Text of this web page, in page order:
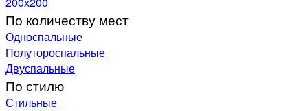
По количеству мест
Односпальные
Полутороспальные
Двуспальные
По стилю
Стильные